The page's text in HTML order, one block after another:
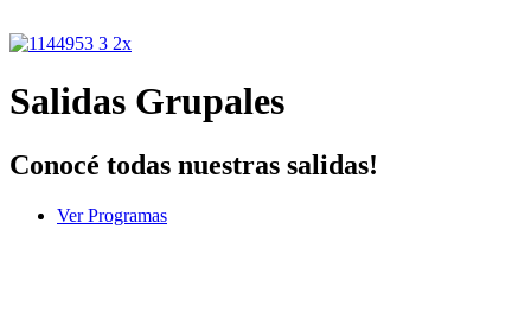
Salidas Grupales
Conocé todas nuestras salidas!
Ver Programas